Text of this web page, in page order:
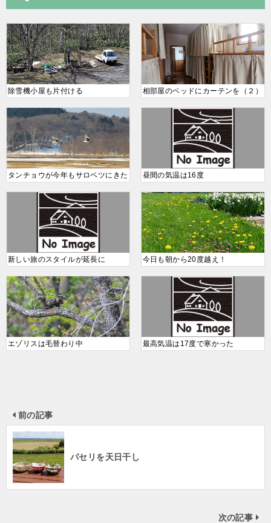
除雪機小屋も片付ける 相部屋のベッドにカーテンを（２）
タンチョウが今年もサロベツにきた 昼間の気温は16度
新しい旅のスタイルが延長に 今日も朝から20度越え！
エゾリスは毛替わり中 最高気温は17度で寒かった
前の記事
パセリを天日干し
次の記事